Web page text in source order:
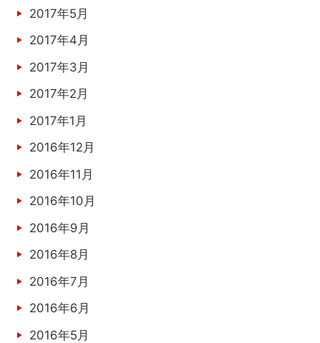
2017年5月
2017年4月
2017年3月
2017年2月
2017年1月
2016年12月
2016年11月
2016年10月
2016年9月
2016年8月
2016年7月
2016年6月
2016年5月